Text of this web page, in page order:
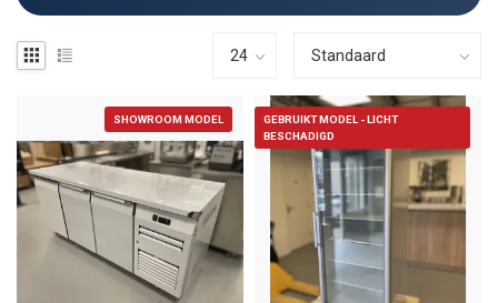
SHOWROOM MODEL
GEBRUIKT MODEL - LICHT
BESCHADIGD